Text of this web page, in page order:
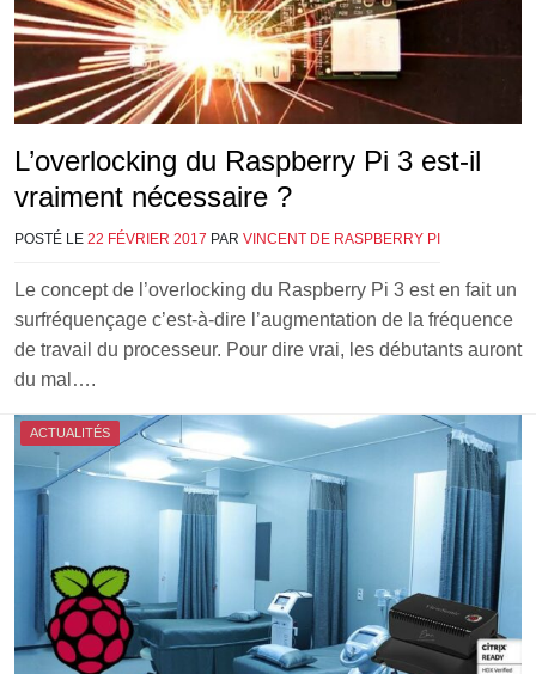
L’overlocking du Raspberry Pi 3 est-il
vraiment nécessaire ?
POSTÉ LE 22 FÉVRIER 2017 PAR VINCENT DE RASPBERRY PI
Le concept de l’overlocking du Raspberry Pi 3 est en fait un
surfréquençage c’est-à-dire l’augmentation de la fréquence
de travail du processeur. Pour dire vrai, les débutants auront
du mal….
ACTUALITÉS